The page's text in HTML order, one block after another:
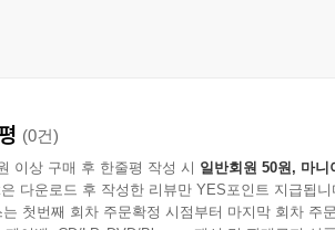
(0건)
이상 구매 후 한줄평 작성 시 일반회원 50원, 마니
다운로드 후 작성한 리뷰만 YES포인트 지급됩니
는 첫번째 회차 주문확정 시점부터 마지막 회차 주